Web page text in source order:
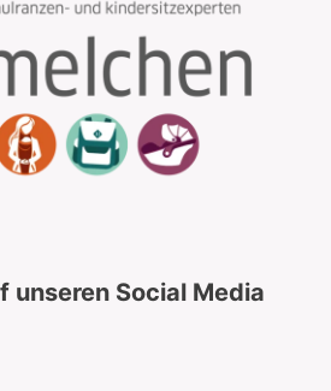
unseren Social Media